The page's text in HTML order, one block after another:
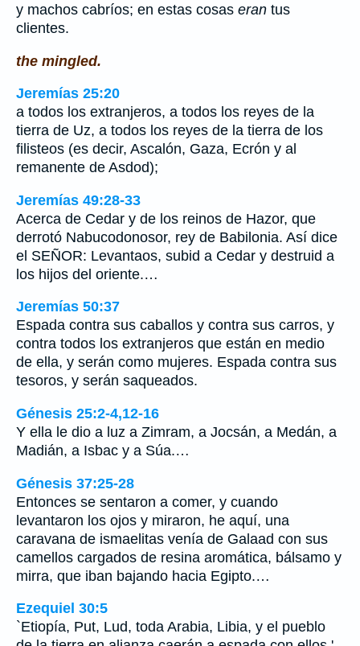
y machos cabríos; en estas cosas eran tus
clientes.
the mingled.
Jeremías 25:20
a todos los extranjeros, a todos los reyes de la
tierra de Uz, a todos los reyes de la tierra de los
filisteos (es decir, Ascalón, Gaza, Ecrón y al
remanente de Asdod);
Jeremías 49:28-33
Acerca de Cedar y de los reinos de Hazor, que
derrotó Nabucodonosor, rey de Babilonia. Así dice
el SEÑOR: Levantaos, subid a Cedar y destruid a
los hijos del oriente.…
Jeremías 50:37
Espada contra sus caballos y contra sus carros, y
contra todos los extranjeros que están en medio
de ella, y serán como mujeres. Espada contra sus
tesoros, y serán saqueados.
Génesis 25:2-4,12-16
Y ella le dio a luz a Zimram, a Jocsán, a Medán, a
Madián, a Isbac y a Súa.…
Génesis 37:25-28
Entonces se sentaron a comer, y cuando
levantaron los ojos y miraron, he aquí, una
caravana de ismaelitas venía de Galaad con sus
camellos cargados de resina aromática, bálsamo y
mirra, que iban bajando hacia Egipto.…
Ezequiel 30:5
`Etiopía, Put, Lud, toda Arabia, Libia, y el pueblo